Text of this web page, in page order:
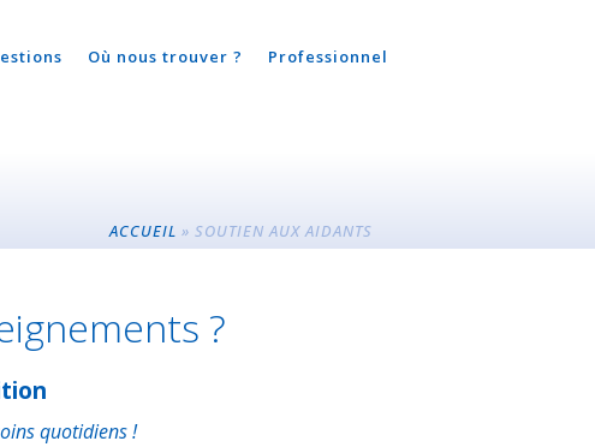
Où nous trouver ? Professionnel
ACCUEIL » SOUTIEN AUX AIDANTS
?
quotidiens !